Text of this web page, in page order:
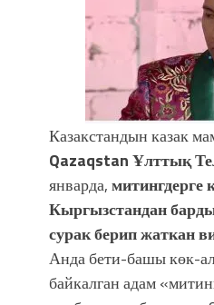
уланышы үчүн журнал
Казакстандын казак
Qazaqstan Ұлттық
январда,
Кыргызстандан
сурак берип жаткан
Анда бети-башы көк-
байкалган адам